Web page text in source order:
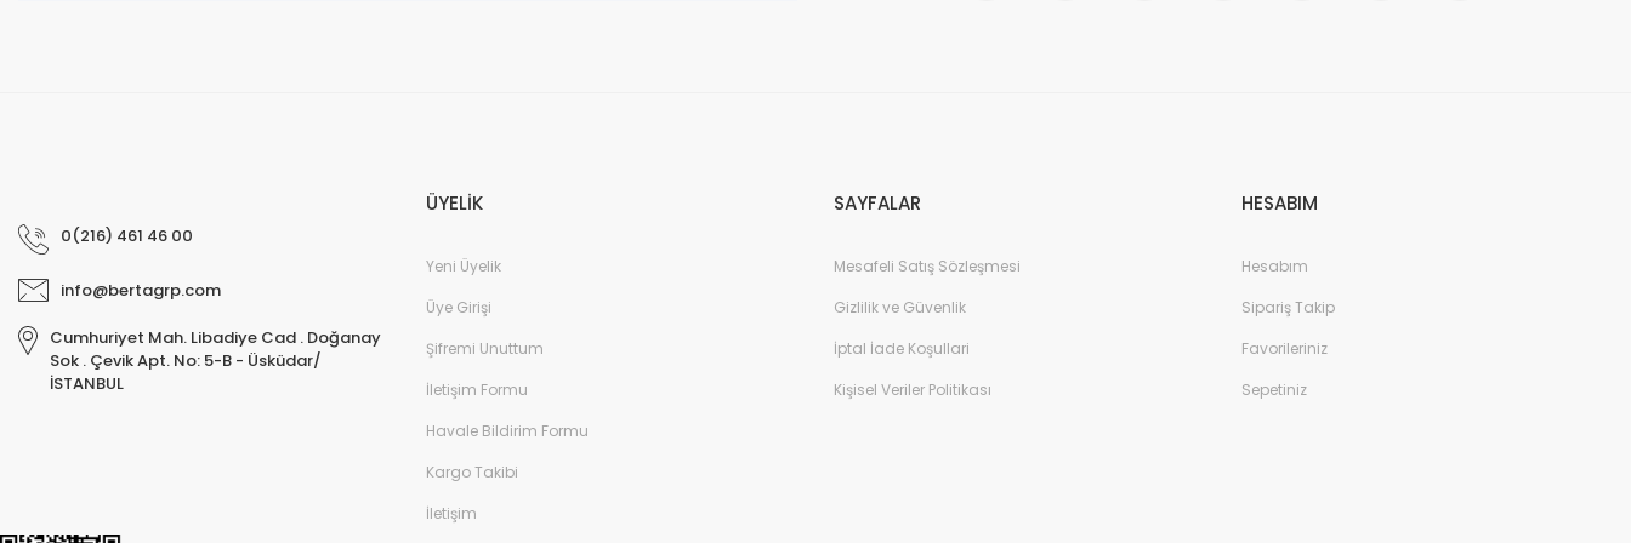
0(216) 461 46 00
info@bertagrp.com
Cumhuriyet Mah. Libadiye Cad . Doğanay
Sok . Çevik Apt. No: 5-B - Üsküdar/
İSTANBUL
ÜYELİK
Yeni Üyelik
Üye Girişi
Şifremi Unuttum
İletişim Formu
Havale Bildirim Formu
Kargo Takibi
İletişim
SAYFALAR
Mesafeli Satış Sözleşmesi
Gizlilik ve Güvenlik
İptal İade Koşullari
Kişisel Veriler Politikası
HESABIM
Hesabım
Sipariş Takip
Favorileriniz
Sepetiniz